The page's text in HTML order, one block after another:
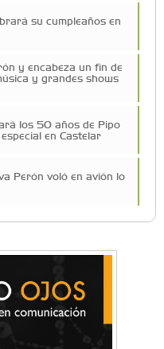
su cumpleaños en
y encabeza un fin de
y grandes shows
los 50 años de Pipo
en Castelar
Perón voló en avión lo
empresas necesitan
para crecer con
y mucho más:
para aprender y